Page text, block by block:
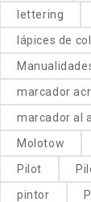
lettering
lápices de
marcador
marcador al
Molotow
Pilot
pintor